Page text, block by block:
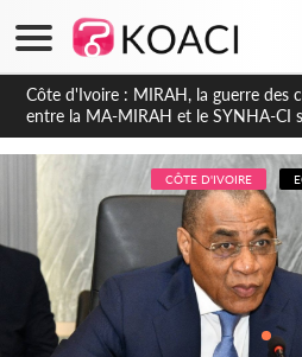
Côte d'Ivoire : Indépendance 2026,
environnement démocratique plus
CÔTE D'IVOIRE